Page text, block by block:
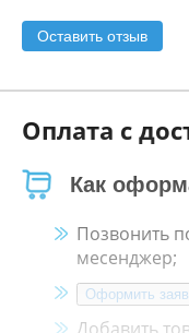
Оставить отзыв
Оплата с
Как
Позвонить
месенджер;
Оформить